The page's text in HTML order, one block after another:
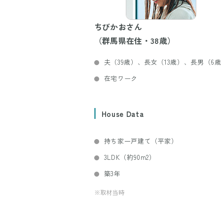
ちびかおさん
（群馬県在住・38歳）
夫（39歳）、長女（13歳）、長男（6
在宅ワーク
House Data
持ち家一戸建て（平家）
3LDK（約90m2）
築3年
※取材当時